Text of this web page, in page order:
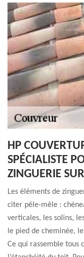
HP
SPÉCIALISTE
ZINGUERIE
Les éléments de
citer pêle-mêle :
verticales, les solins,
le pied de cheminée,
Ce qui rassemble tous